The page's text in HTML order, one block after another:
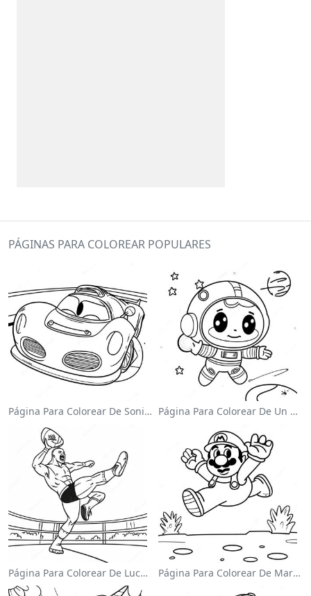
PÁGINAS PARA COLOREAR POPULARES
Página Para Colorear De Sonic El Velocista Página Para Colorear De Un Astronauta Lindo Flotando En El Espacio
Página Para Colorear De Luchador De Wwe Saltando Sobre Oponente Página Para Colorear De Mario Saltando Sobre Goombas